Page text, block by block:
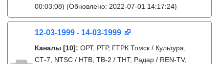
00:03:08) (Обновлено: 2022-07-01 14:17:24)
12-03-1999 - 14-03-1999
Каналы [10]: ОРТ, РТР, ГТРК Томск / Культура,
СТ-7, NTSС / НТВ, ТВ-2 / ТНТ, Радар / REN-TV,